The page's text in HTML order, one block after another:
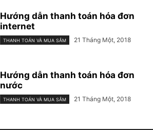
Hướng dẫn thanh toán hóa đơn
internet
THANH TOÁN VÀ MUA SẮM 21 Tháng Một, 2018
Hướng dẫn thanh toán hóa đơn
nước
THANH TOÁN VÀ MUA SẮM 21 Tháng Một, 2018